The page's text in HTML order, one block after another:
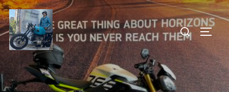
コ
ン
テ
ツ
へ
検
索
対
象: